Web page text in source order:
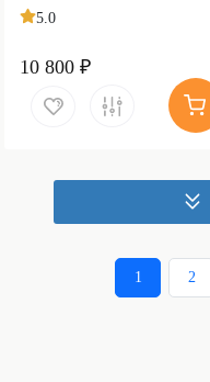
5.0
10 800 ₽
1 2